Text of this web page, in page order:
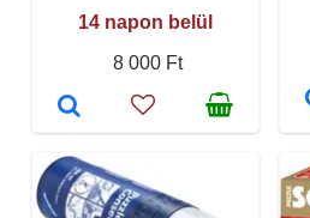
14 napon belül
8 000 Ft